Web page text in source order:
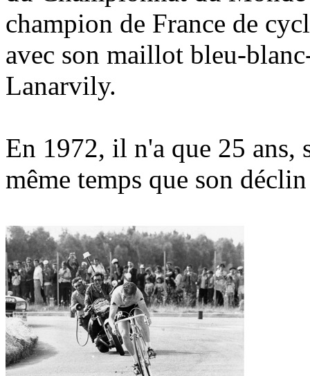
champion de France de
avec son maillot bleu-
Lanarvily.
En 1972, il n'a que 25 ans,
même temps que son